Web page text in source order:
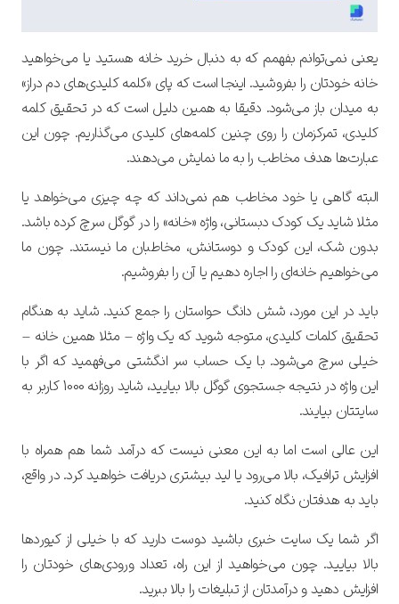
یعنی نمی‌توانم بفهمم که به دنبال خرید خانه هستید یا می‌خواهید
خانه خودتان را بفروشید. اینجا است که پای «کلمه کلیدی‌های دم دراز»
به میدان باز می‌شود. دقیقا به همین دلیل است که در تحقیق کلمه
کلیدی، تمرکزمان را روی چنین کلمه‌های کلیدی می‌گذاریم. چون این
عبارت‌ها هدف مخاطب را به ما نمایش می‌دهند.
البته گاهی یا خود مخاطب هم نمی‌داند که چه چیزی می‌خواهد یا
مثلا شاید یک کودک دبستانی، واژه «خانه» را در گوگل سرچ کرده باشد.
بدون شک، این کودک و دوستانش، مخاطبان ما نیستند. چون ما
می‌خواهیم خانه‌ای را اجاره دهیم یا آن را بفروشیم.
باید در این مورد، شش دانگ حواستان را جمع کنید. شاید به هنگام
تحقیق کلمات کلیدی، متوجه شوید که یک واژه – مثلا همین خانه –
خیلی سرچ می‌شود. با یک حساب سر انگشتی می‌فهمید که اگر با
این واژه در نتیجه جستجوی گوگل بالا بیایید، شاید روزانه 1000 کاربر به
سایتتان بیایند.
این عالی است اما به این معنی نیست که درآمد شما هم همراه با
افزایش ترافیک، بالا می‌رود یا لید بیشتری دریافت خواهید کرد. در واقع،
باید به هدفتان نگاه کنید.
اگر شما یک سایت خبری باشید دوست دارید که با خیلی از کیوردها
بالا بیایید. چون می‌خواهید از این راه، تعداد ورودی‌های خودتان را
افزایش دهید و درآمدتان از تبلیغات را بالا ببرید.
تایید کد
کد ارسال شده را وارد کنید
ویرایش شماره موبایل